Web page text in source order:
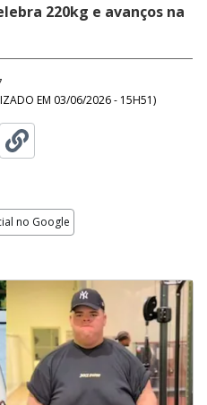
220kg e avanços na
EM 03/06/2026 - 15H51)
no Google